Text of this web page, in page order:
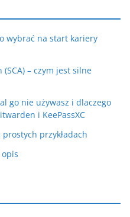
wybrać na start kariery
– czym jest silne
go nie używasz i dlaczego
i KeePassXC
przykładach